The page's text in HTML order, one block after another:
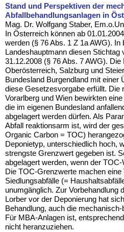
Stand und Perspektiven der
Abfallbehandlungsanlagen in
Mag. Dr. Wolfgang Staber,
In Österreich können ab
werden (§ 76 Abs. 1 Z 1a AWG).
Landeshauptmann diesen
31.12.2008 (§ 76 Abs. 7 AWG).
Oberösterreich, Salzburg und
Bundesland Burgendland mit einer
diese Gesetzesvorgabe erfüllt. Die
Vorarlberg und Wien bewirkten
die im eigenen Bundesland
abgelagert werden dürfen. Als
Abfall reaktionsarm ist, wird der
Organic Carbon = TOC)
Deponietyp, unterschiedlich hoch,
strengste Grenzwert gegeben ist.
abgelagert werden, wenn der
Die TOC-Grenzwerte machen
Siedlungsabfälle (=
unumgänglich. Zur Vorbehandlung
Lorber vor der Deponierung hat
Behandlung, auch die
Für MBA-Anlagen ist,
nicht heranzuziehen.